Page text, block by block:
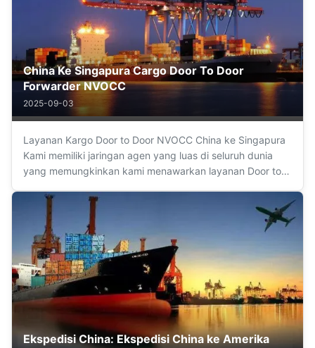
China Ke Singapura Cargo Door To Door
Forwarder NVOCC
2025-09-03
Layanan Kargo Door to Door NVOCC China ke Singapura
Kami memiliki jaringan agen yang luas di seluruh dunia
yang memungkinkan kami menawarkan layanan Door to
jaminan maksimal. Kami menyederhanakan operasi dari
asal ke tujuan dengan menjadi satu-satunya ...
Ekspedisi China: Ekspedisi China ke Amerika